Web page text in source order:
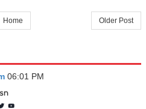
Older Post
Home
06:01 PM